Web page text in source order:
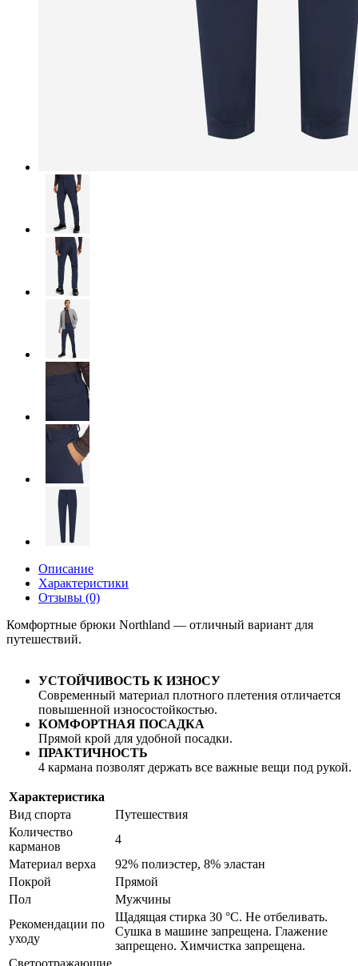
Описание
Характеристики
Отзывы (0)
Комфортные брюки Northland — отличный вариант для
путешествий.
УСТОЙЧИВОСТЬ К ИЗНОСУ
Современный материал плотного плетения отличается
повышенной износостойкостью.
КОМФОРТНАЯ ПОСАДКА
Прямой крой для удобной посадки.
ПРАКТИЧНОСТЬ
4 кармана позволят держать все важные вещи под рукой.
Характеристика
Вид спорта
Путешествия
Количество
карманов
4
Материал верха
92% полиэстер, 8% эластан
Покрой
Прямой
Пол
Мужчины
Рекомендации по
уходу
Щадящая стирка 30 °C. Не отбеливать.
Сушка в машине запрещена. Глажение
запрещено. Химчистка запрещена.
Светоотражающие